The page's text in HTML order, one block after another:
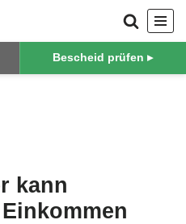
Bescheid prüfen ▸
kann